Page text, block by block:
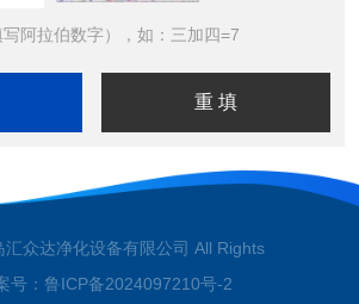
阿拉伯数字），如：三加四=7
众达净化设备有限公司 All Rights
号：鲁ICP备2024097210号-2